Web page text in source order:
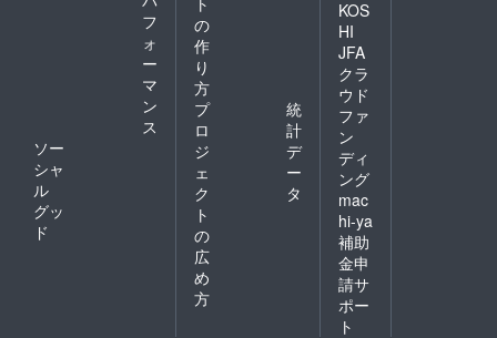
フ
ォ
ー
マ
ン
ス
ソー
シャ
ル
グッ
ド
の
作
り
方
プ
ロ
ジ
ェ
ク
ト
の
広
め
方
統
計
デ
ー
タ
KOS
HI
JFA
クラ
ウド
ファ
ン
ディ
ング
mac
hi-ya
補助
金申
請サ
ポー
ト